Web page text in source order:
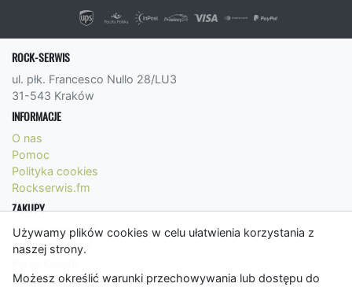
Używamy plików cookies w celu ułatwienia korzystania z
naszej strony.
Możesz określić warunki przechowywania lub dostępu do
ROCK-SERWIS
ul. płk. Francesco Nullo 28/LU3
31-543 Kraków
INFORMACJE
O nas
Pomoc
Polityka cookies
Rockserwis.fm
ZAKUPY
Formy płatności
Koszty wysyłki
Regulamin